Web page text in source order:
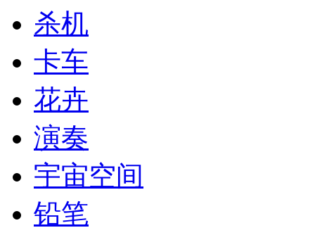
杀机
卡车
花卉
演奏
宇宙空间
铅笔